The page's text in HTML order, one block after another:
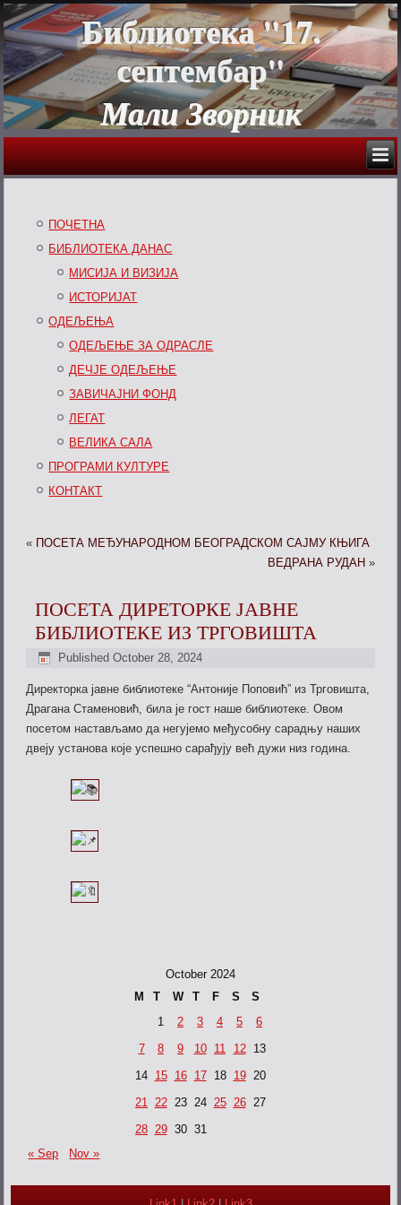
Библиотека "17.
септембар"
Мали Зворник
ПОЧЕТНА
БИБЛИОТЕКА ДАНАС
МИСИЈА И ВИЗИЈА
ИСТОРИЈАТ
ОДЕЉЕЊА
ОДЕЉЕЊЕ ЗА ОДРАСЛЕ
ДЕЧЈЕ ОДЕЉЕЊЕ
ЗАВИЧАЈНИ ФОНД
ЛЕГАТ
ВЕЛИКА САЛА
ПРОГРАМИ КУЛТУРЕ
КОНТАКТ
« ПОСЕТА МЕЂУНАРОДНОМ БЕОГРАДСКОМ САЈМУ КЊИГА
ВЕДРАНА РУДАН »
ПОСЕТА ДИРЕТОРКЕ ЈАВНЕ
БИБЛИОТЕКЕ ИЗ ТРГОВИШТА
Published October 28, 2024
Директорка јавне библиотеке “Антоније Поповић” из Трговишта,
Драгана Стаменовић, била је гост наше библиотеке. Овом
посетом настављамо да негујемо међусобну сарадњу наших
двеју установа које успешно сарађују већ дужи низ година.
October 2024
M
T W T F S
S
1
2 3 4 5
6
7
8 9 10 11 12
13
14 15 16 17 18 19 20
21 22 23 24 25 26 27
28 29 30 31
« Sep
Nov »